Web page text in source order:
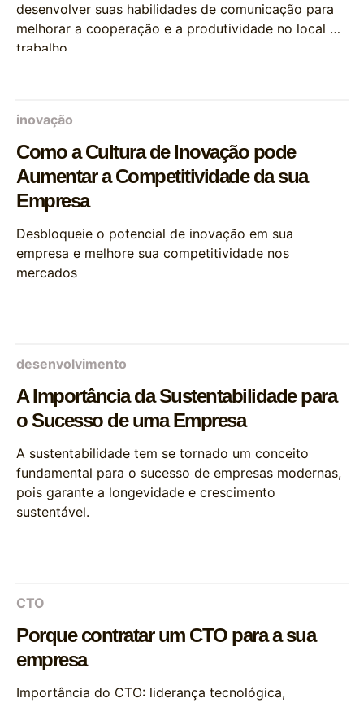
desenvolver suas habilidades de comunicação para
melhorar a cooperação e a produtividade no local de
trabalho.
inovação
Como a Cultura de Inovação pode
Aumentar a Competitividade da sua
Empresa
Desbloqueie o potencial de inovação em sua
empresa e melhore sua competitividade nos
mercados
desenvolvimento
A Importância da Sustentabilidade para
o Sucesso de uma Empresa
A sustentabilidade tem se tornado um conceito
fundamental para o sucesso de empresas modernas,
pois garante a longevidade e crescimento
sustentável.
CTO
Porque contratar um CTO para a sua
empresa
Importância do CTO: liderança tecnológica,